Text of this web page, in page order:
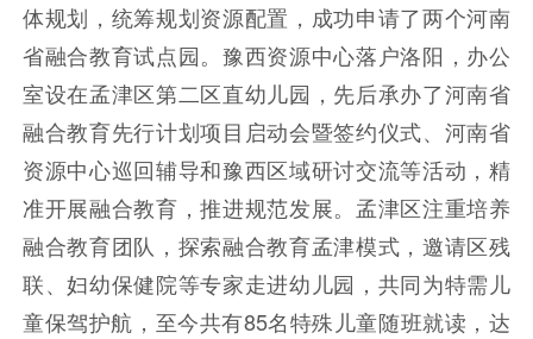
体规划，统筹规划资源配置，成功申请了两个河南
省融合教育试点园。豫西资源中心落户洛阳，办公
室设在孟津区第二区直幼儿园，先后承办了河南省
融合教育先行计划项目启动会暨签约仪式、河南省
资源中心巡回辅导和豫西区域研讨交流等活动，精
准开展融合教育，推进规范发展。孟津区注重培养
融合教育团队，探索融合教育孟津模式，邀请区残
联、妇幼保健院等专家走进幼儿园，共同为特需儿
童保驾护航，至今共有85名特殊儿童随班就读，达